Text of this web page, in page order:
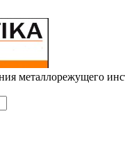
металлорежущего